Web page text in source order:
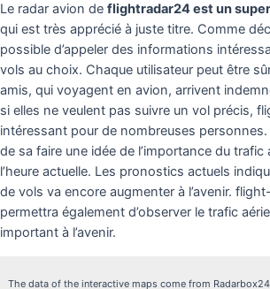
Le radar avion de flightradar24 est un
qui est très apprécié à juste titre. Comme
possible d’appeler des informations
vols au choix. Chaque utilisateur peut être
amis, qui voyagent en avion, arrivent
si elles ne veulent pas suivre un vol précis,
intéressant pour de nombreuses personnes.
de sa faire une idée de l’importance du trafic
l’heure actuelle. Les pronostics actuels
de vols va encore augmenter à l’avenir.
permettra également d’observer le trafic
important à l’avenir.
The data of the interactive maps come from